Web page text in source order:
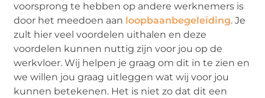
voorsprong te hebben op andere werknemers is
door het meedoen aan loopbaanbegeleiding. Je
zult hier veel voordelen uithalen en deze
voordelen kunnen nuttig zijn voor jou op de
werkvloer. Wij helpen je graag om dit in te zien en
we willen jou graag uitleggen wat wij voor jou
kunnen betekenen. Het is niet zo dat dit een